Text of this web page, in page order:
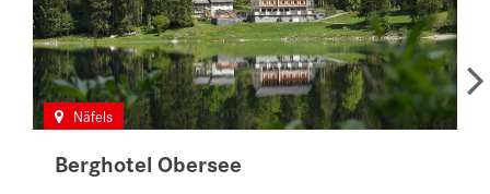
Berghotel Obersee
Näfels